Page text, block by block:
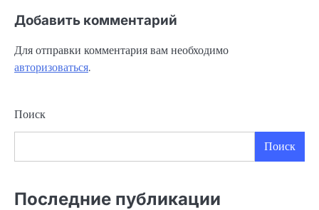
Добавить комментарий
Для отправки комментария вам необходимо
авторизоваться.
Поиск
Поиск
Последние публикации